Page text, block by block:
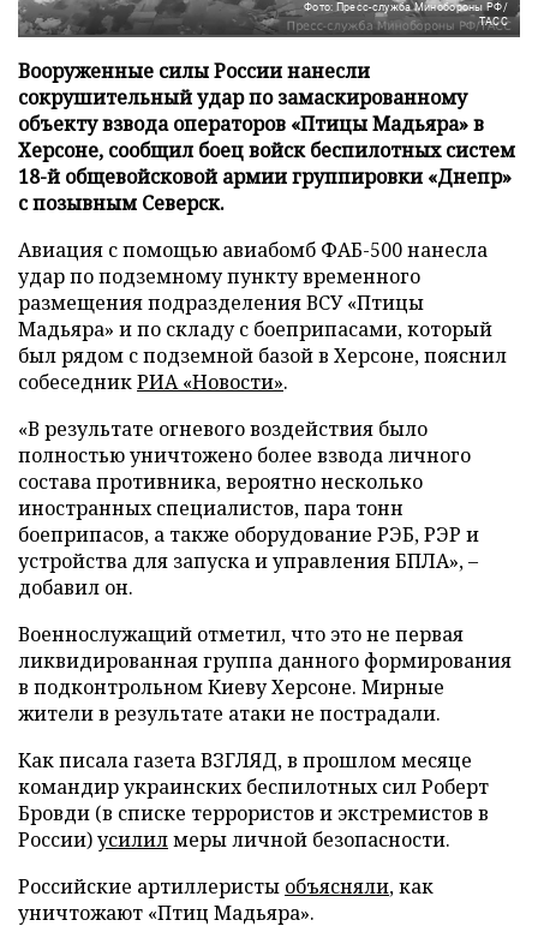
Фото: Пресс-служба Минобороны РФ/
ТАСС
Вооруженные силы России нанесли
сокрушительный удар по замаскированному
объекту взвода операторов «Птицы Мадьяра» в
Херсоне, сообщил боец войск беспилотных систем
18-й общевойсковой армии группировки «Днепр»
с позывным Северск.
Авиация с помощью авиабомб ФАБ-500 нанесла
удар по подземному пункту временного
размещения подразделения ВСУ «Птицы
Мадьяра» и по складу с боеприпасами, который
был рядом с подземной базой в Херсоне, пояснил
собеседникРИА «Новости».
«В результате огневого воздействия было
полностью уничтожено более взвода личного
состава противника, вероятно несколько
иностранных специалистов, пара тонн
боеприпасов, а также оборудование РЭБ, РЭР и
устройства для запуска и управления БПЛА», –
добавил он.
Военнослужащий отметил, что это не первая
ликвидированная группа данного формирования
в подконтрольном Киеву Херсоне. Мирные
жители в результате атаки не пострадали.
Как писала газета ВЗГЛЯД, в прошлом месяце
командир украинских беспилотных сил Роберт
Бровди (в списке террористов и экстремистов в
России)усилилмеры личной безопасности.
Российские артиллеристы объясняли, как
уничтожают «Птиц Мадьяра».